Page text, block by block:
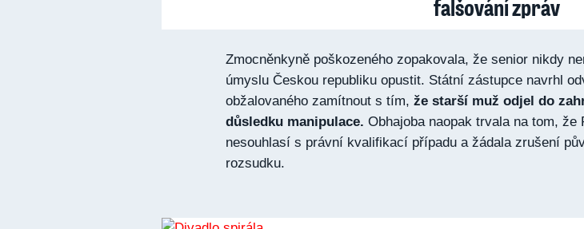
falšování zpráv
Zmocněnkyně poškozeného zopakovala, že senior nikdy
úmyslu Českou republiku opustit. Státní zástupce navrhl
obžalovaného zamítnout s tím, že starší muž odjel do
důsledku manipulace. Obhajoba naopak trvala na tom, že
nesouhlasí s právní kvalifikací případu a žádala zrušení
rozsudku.